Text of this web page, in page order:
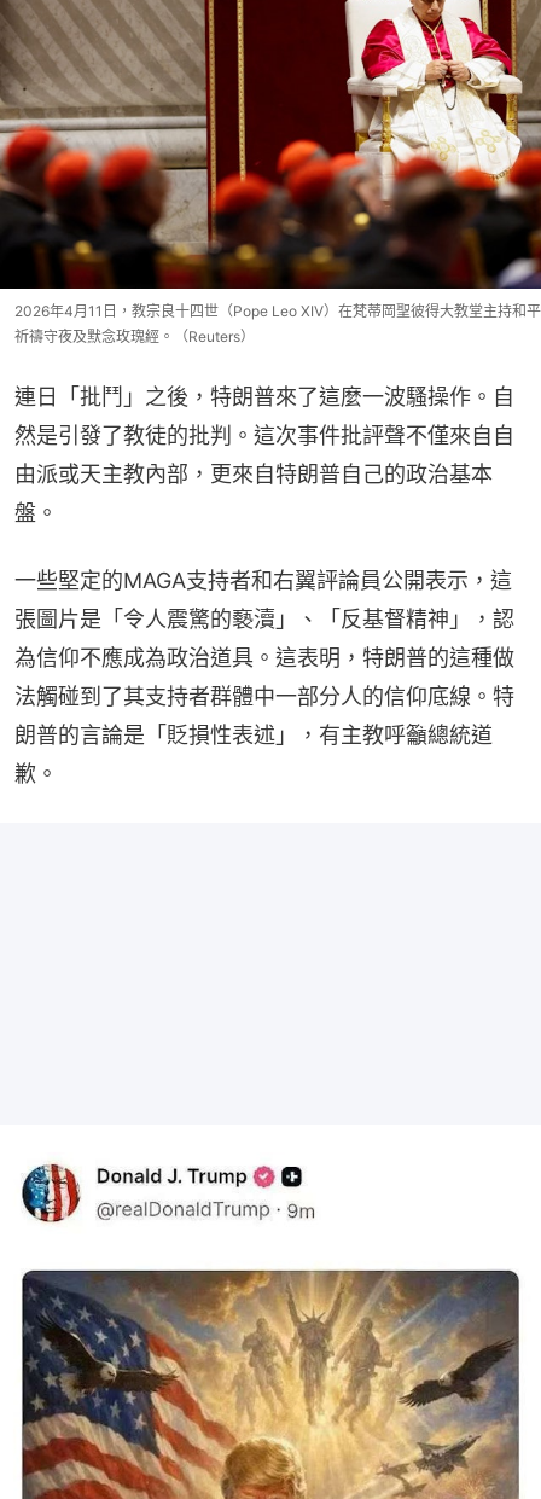
2026年4月11日，教宗良十四世（Pope Leo XIV）在梵蒂岡聖彼得大教堂主持和平
祈禱守夜及默念玫瑰經。（Reuters）
連日「批鬥」之後，特朗普來了這麼一波騷操作。自
然是引發了教徒的批判。這次事件批評聲不僅來自自
由派或天主教內部，更來自特朗普自己的政治基本
盤。
一些堅定的MAGA支持者和右翼評論員公開表示，這
張圖片是「令人震驚的褻瀆」、「反基督精神」，認
為信仰不應成為政治道具。這表明，特朗普的這種做
法觸碰到了其支持者群體中一部分人的信仰底線。特
朗普的言論是「貶損性表述」，有主教呼籲總統道
歉。